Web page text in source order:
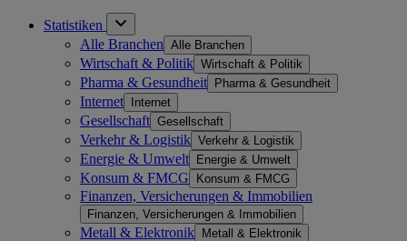
Statistiken
Alle Branchen Alle Branchen
Wirtschaft & Politik Wirtschaft & Politik
Pharma & Gesundheit Pharma & Gesundheit
Internet Internet
Gesellschaft Gesellschaft
Verkehr & Logistik Verkehr & Logistik
Energie & Umwelt Energie & Umwelt
Konsum & FMCG Konsum & FMCG
Finanzen, Versicherungen & Immobilien
Finanzen, Versicherungen & Immobilien
Metall & Elektronik Metall & Elektronik